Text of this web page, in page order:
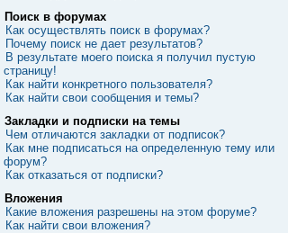
Поиск в форумах
Как осуществлять поиск в форумах?
Почему поиск не дает результатов?
В результате моего поиска я получил пустую
страницу!
Как найти конкретного пользователя?
Как найти свои сообщения и темы?
Закладки и подписки на темы
Чем отличаются закладки от подписок?
Как мне подписаться на определенную тему или
форум?
Как отказаться от подписки?
Вложения
Какие вложения разрешены на этом форуме?
Как найти свои вложения?